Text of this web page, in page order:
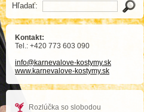
Hľadať:
Kontakt:
Tel.: +420 773 603 090
info@karnevalove-kostymy.sk
www.karnevalove-kostymy.sk
Rozlúčka so slobodou